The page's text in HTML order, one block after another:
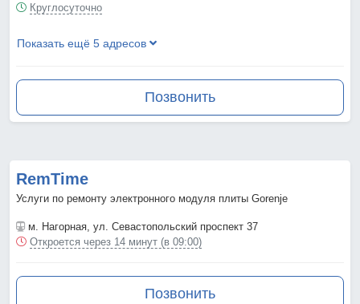
Круглосуточно
Показать ещё 5 адресов
Позвонить
RemTime
Услуги по ремонту электронного модуля плиты Gorenje
м. Нагорная, ул. Севастопольский проспект 37
Откроется через 14 минут (в 09:00)
Позвонить